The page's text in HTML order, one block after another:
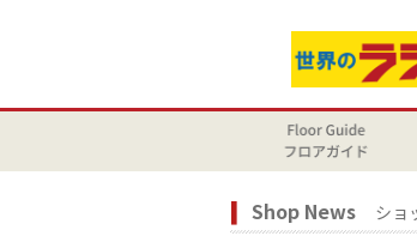
Shop News ショ